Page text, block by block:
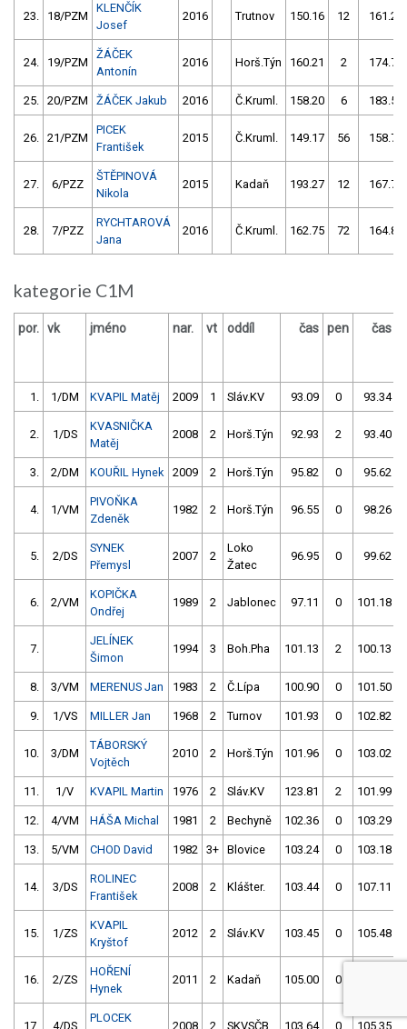
23. 18/PZM
KLENČÍK
Josef
2016 Trutnov 150.16 12 161.22
24. 19/PZM
ŽÁČEK
Antonín
2016 Horš.Týn 160.21 2 174.76
25. 20/PZM ŽÁČEK Jakub 2016 Č.Kruml. 158.20 6 183.53
26. 21/PZM
PICEK
František
2015 Č.Kruml. 149.17 56 158.79
27. 6/PZZ
ŠTĚPINOVÁ
Nikola
2015 Kadaň 193.27 12 167.74
28. 7/PZZ
RYCHTAROVÁ
Jana
2016 Č.Kruml. 162.75 72 164.89
kategorie C1M
por. vk jméno nar. vt oddíl čas pen čas
1. 1/DM KVAPIL Matěj 2009 1 Sláv.KV 93.09 0 93.34
2. 1/DS
KVASNIČKA
Matěj
2008 2 Horš.Týn 92.93 2 93.40
3. 2/DM KOUŘIL Hynek 2009 2 Horš.Týn 95.82 0 95.62
4. 1/VM
PIVOŇKA
Zdeněk
1982 2 Horš.Týn 96.55 0 98.26
5. 2/DS
SYNEK
Přemysl
2007 2
Loko
Žatec
96.95 0 99.62
6. 2/VM
KOPIČKA
Ondřej
1989 2 Jablonec 97.11 0 101.18
7.
JELÍNEK
Šimon
1994 3 Boh.Pha 101.13 2 100.13
8. 3/VM MERENUS Jan 1983 2 Č.Lípa 100.90 0 101.50
9. 1/VS MILLER Jan 1968 2 Turnov 101.93 0 102.82
10. 3/DM
TÁBORSKÝ
Vojtěch
2010 2 Horš.Týn 101.96 0 103.02
11. 1/V KVAPIL Martin 1976 2 Sláv.KV 123.81 2 101.99
12. 4/VM HÁŠA Michal 1981 2 Bechyně 102.36 0 103.29
13. 5/VM CHOD David 1982 3+ Blovice 103.24 0 103.18
14. 3/DS
ROLINEC
František
2008 2 Klášter. 103.44 0 107.11
15. 1/ZS
KVAPIL
Kryštof
2012 2 Sláv.KV 103.45 0 105.48
16. 2/ZS
HOŘENÍ
Hynek
2011 2 Kadaň 105.00 0
17. 4/DS
PLOCEK
2008 2 SKVSČB 103.64 0 105.35